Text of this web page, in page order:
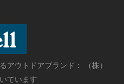
アウトドアブランド： （株）
ています